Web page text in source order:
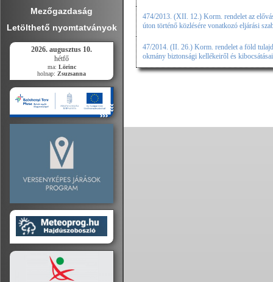
Mezőgazdaság
Letölthető nyomtatványok
2026. augusztus 10.
hétfő
ma: Lörinc
holnap: Zsuzsanna
474/2013. (XII. 12.) Korm. rendelet az
úton történő közlésére vonatkozó eljárási
47/2014. (II. 26.) Korm. rendelet a föld
okmány biztonsági kellékeiről és